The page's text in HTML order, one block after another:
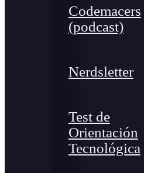
Codemacers
(podcast)
Nerdsletter
Test de
Orientación
Tecnológica